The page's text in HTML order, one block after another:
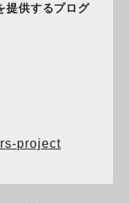
提供するプログ
project